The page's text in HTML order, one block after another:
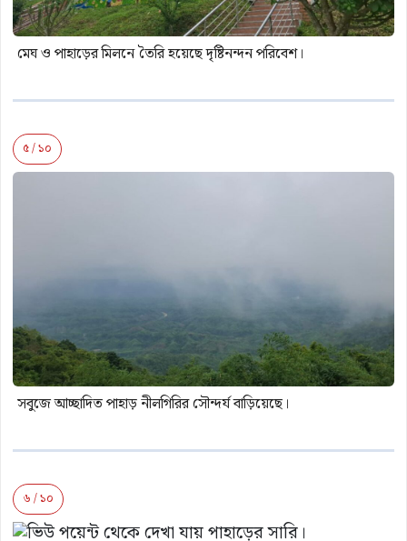
মেঘ ও পাহাড়ের মিলনে তৈরি হয়েছে দৃষ্টিনন্দন পরিবেশ।
৫ / ১০
সবুজে আচ্ছাদিত পাহাড় নীলগিরির সৌন্দর্য বাড়িয়েছে।
৬ / ১০